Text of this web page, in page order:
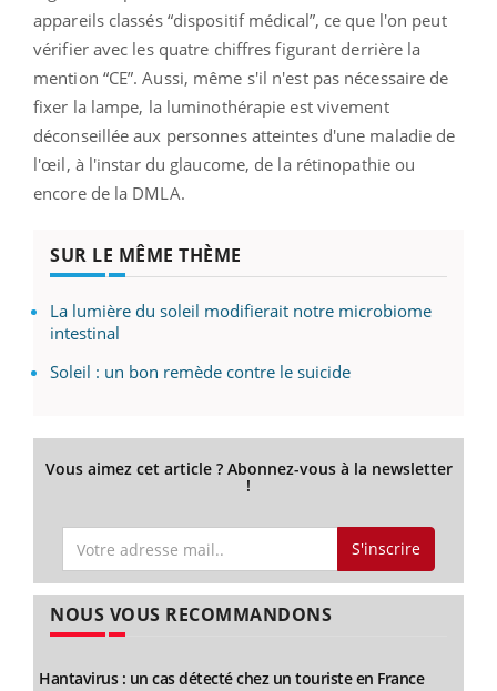
appareils classés “dispositif médical”, ce que l'on peut
vérifier avec les quatre chiffres figurant derrière la
mention “CE”. Aussi, même s'il n'est pas nécessaire de
fixer la lampe, la luminothérapie est vivement
déconseillée aux personnes atteintes d'une maladie de
l'œil, à l'instar du glaucome, de la rétinopathie ou
encore de la DMLA.
SUR LE MÊME THÈME
La lumière du soleil modifierait notre microbiome
intestinal
Soleil : un bon remède contre le suicide
Vous aimez cet article ? Abonnez-vous à la newsletter
!
S'inscrire
NOUS VOUS RECOMMANDONS
Hantavirus : un cas détecté chez un touriste en France